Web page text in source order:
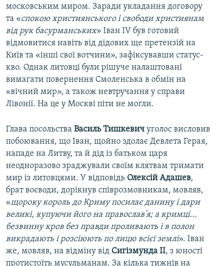
московським миром. Заради укладання договору
та «спокою християнського і свободи християнам
від рук басурманських» Іван IV був готовий
відмовитися навіть від дідових ще претензій на
Київ та «інші свої вотчини», зафіксувавши статус-
кво. Однак литовці були рішуче налаштовані
вимагати повернення Смоленська в обмін на
«вічний мир», а також невтручання у справи
Лівонії. На це у Москві піти не могли.
Глава посольства Василь Тишкевич уголос висловив
побоювання, що Іван, щойно здолає Девлета Герая,
нападе на Литву, та й дід із батьком царя
неодноразово зраджували своїм клятвам тримати
мир із литовцями. У відповідь Олексій Адашев,
брат воєводи, дорікнув співрозмовникам, мовляв,
«щороку король до Криму посилає данину і дари
великі, купуючи його на православ'я; а кримці...
безвинну кров без правди проливають і в полон
викрадають і розсіюють по лицю всієї землі». Іван
же, мовляв, на відміну від Сигізмунда II, з юності
протистоїть мусульманам. За кілька тижнів на